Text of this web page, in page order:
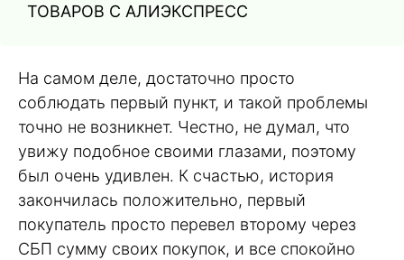
ТОВАРОВ С АЛИЭКСПРЕСС
На самом деле, достаточно просто
соблюдать первый пункт, и такой проблемы
точно не возникнет. Честно, не думал, что
увижу подобное своими глазами, поэтому
был очень удивлен. К счастью, история
закончилась положительно, первый
покупатель просто перевел второму через
СБП сумму своих покупок, и все спокойно